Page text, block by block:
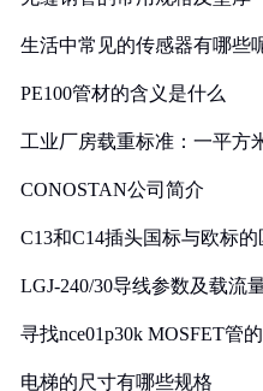
生活中常见的传感器有哪些
PE100管材的含义是什么
工业厂房载重标准：一平方
CONOSTAN公司简介
C13和C14插头国标与欧标
LGJ-240/30导线参数及载流
寻找nce01p30k MOSFET管
电梯的尺寸有哪些规格